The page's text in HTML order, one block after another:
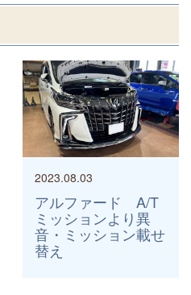
アルファード A/T
ミッションより異
音・ミッション載せ
替え
2023.08.03